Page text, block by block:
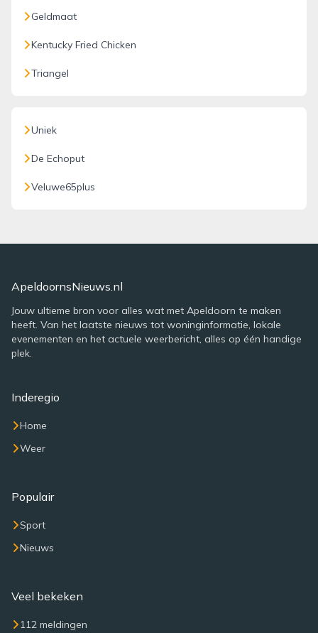
Geldmaat
Kentucky Fried Chicken
Triangel
Uniek
De Echoput
Veluwe65plus
ApeldoornsNieuws.nl
Jouw ultieme bron voor alles wat met Apeldoorn te maken
heeft. Van het laatste nieuws tot woninginformatie, lokale
evenementen en het actuele weerbericht, alles op één handige
plek.
Inderegio
Home
Weer
Populair
Sport
Nieuws
Veel bekeken
112 meldingen